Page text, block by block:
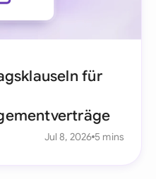
für
Jul 8, 2026 5 mins